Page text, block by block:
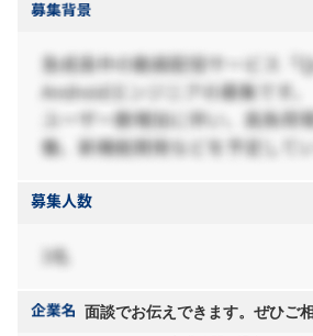
面談でお伝えできます。ぜひご